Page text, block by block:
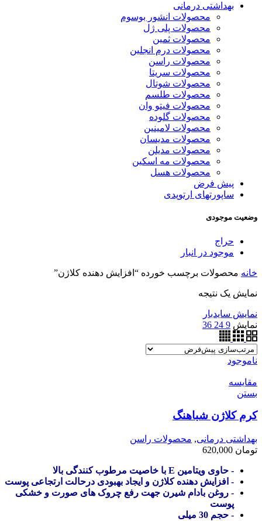
بهداشتی درمانی
محصولات انشور بوسوم
محصولات پلی ژل
محصولات ثمین
محصولات درم انجلین
محصولات راسن
محصولات سریتا
محصولات شوتال
محصولات طلسم
محصولات فیتو وان
محصولات گلوده
محصولات لامینین
محصولات مدیسان
محصولات مدیلن
محصولات مه اسکین
محصولات هسل
پیش فرض
ساپورتهای ارتوپدی
وضعیت موجودی
حراج
موجود در انبار
خانه محصولات برچسب خورده “افزایش دهنده کلاژن”
نمایش یک نتیجه
نمایش سایدبار
نمایش 9
24
36
ناموجود
مقایسه
بستن
کرم کلاژن شباهنگ
بهداشتی درمانی, محصولات راسن
تومان
- حاوی ویتامین E با خاصیت مرطوب کنندگی بالا
- افزایش دهنده کلاژن و ایجاد بهبودی درحالت ارتجاعی پوست
- روغن بادام شیرن جهت رفع چروک های صورت و خشکی
پوست
- حجم 30 میلی